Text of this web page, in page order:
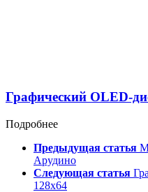
Графический OLED-
Подробнее
Предыдущая статья
Арудино
Следующая статья
128х64